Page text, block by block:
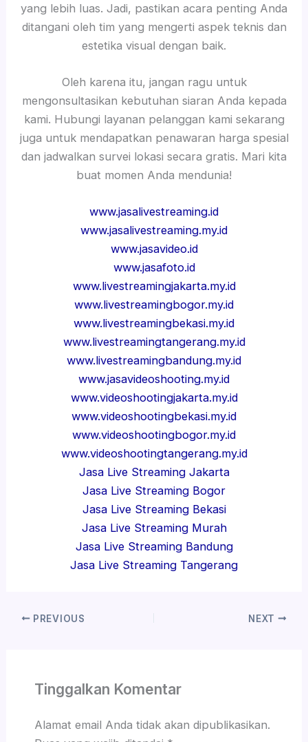
yang lebih luas. Jadi, pastikan acara penting Anda
ditangani oleh tim yang mengerti aspek teknis dan
estetika visual dengan baik.
Oleh karena itu, jangan ragu untuk
mengonsultasikan kebutuhan siaran Anda kepada
kami. Hubungi layanan pelanggan kami sekarang
juga untuk mendapatkan penawaran harga spesial
dan jadwalkan survei lokasi secara gratis. Mari kita
buat momen Anda mendunia!
www.jasalivestreaming.id
www.jasalivestreaming.my.id
www.jasavideo.id
www.jasafoto.id
www.livestreamingjakarta.my.id
www.livestreamingbogor.my.id
www.livestreamingbekasi.my.id
www.livestreamingtangerang.my.id
www.livestreamingbandung.my.id
www.jasavideoshooting.my.id
www.videoshootingjakarta.my.id
www.videoshootingbekasi.my.id
www.videoshootingbogor.my.id
www.videoshootingtangerang.my.id
Jasa Live Streaming Jakarta
Jasa Live Streaming Bogor
Jasa Live Streaming Bekasi
Jasa Live Streaming Murah
Jasa Live Streaming Bandung
Jasa Live Streaming Tangerang
PREVIOUS NEXT
Tinggalkan Komentar
Alamat email Anda tidak akan dipublikasikan.